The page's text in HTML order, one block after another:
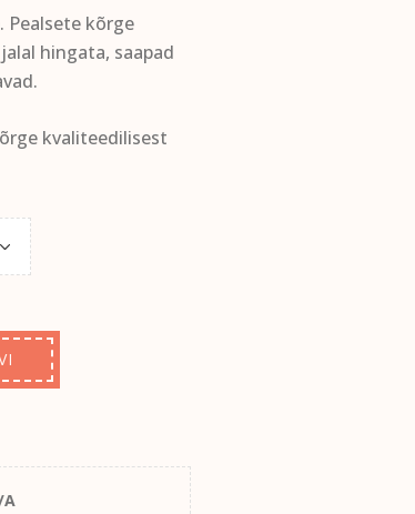
Pealsete kõrge
hingata, saapad
kvaliteedilisest
A